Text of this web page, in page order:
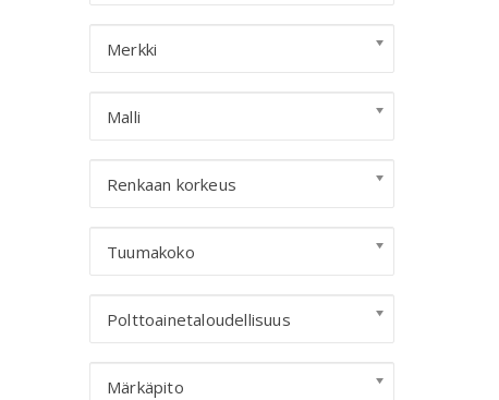
Merkki
Malli
Renkaan korkeus
Tuumakoko
Polttoainetaloudellisuus
Märkäpito